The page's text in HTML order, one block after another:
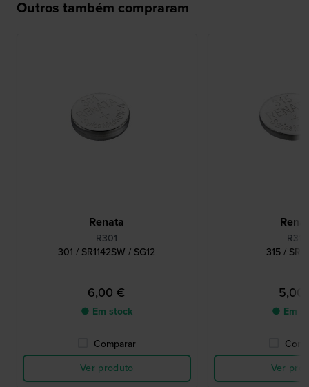
Outros também compraram
Renata
R301
301 / SR1142SW / SG12
6,00 €
● Em stock
Comparar
Ver produto
R315
315 /
5,00
● Em
Ver